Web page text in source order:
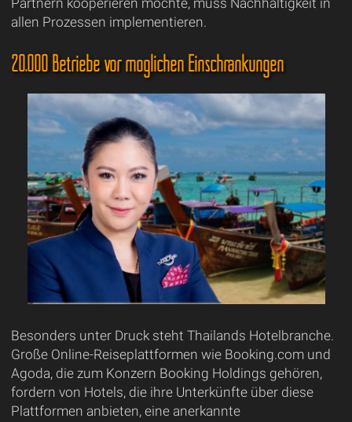
allen Prozessen implementieren.
20.000 Betriebe vor möglichen Einschränkungen
Besonders unter Druck steht Thailands Hotelbranche.
Große Online-Reiseplattformen wie Booking.com und
Agoda, die zum Konzern Booking Holdings gehören,
fordern von Hotels, die ihre Unterkünfte über diese
Plattformen anbieten, eine anerkannte